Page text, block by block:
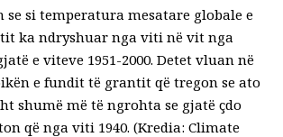
se si temperatura mesatare globale e
ka ndryshuar nga viti në vit nga
e viteve 1951-2000. Detet vluan në
e fundit të grantit që tregon se ato
shumë më të ngrohta se gjatë çdo
që nga viti 1940. (Kredia: Climate